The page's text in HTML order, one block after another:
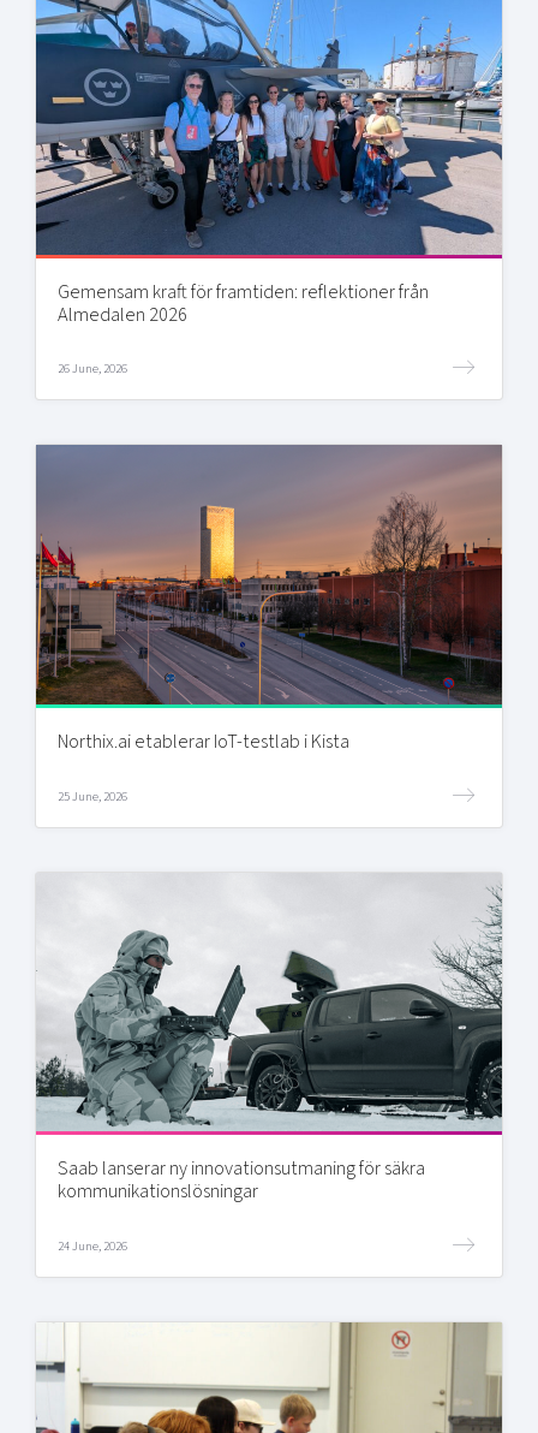
Gemensam kraft för framtiden: reflektioner från
Almedalen 2026
26 June, 2026
Northix.ai etablerar IoT-testlab i Kista
25 June, 2026
Saab lanserar ny innovationsutmaning för säkra
kommunikationslösningar
24 June, 2026